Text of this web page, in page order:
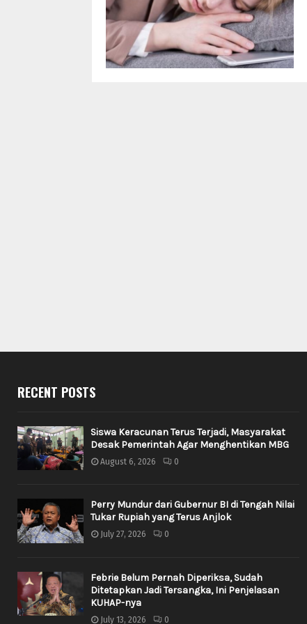
RECENT POSTS
Siswa Keracunan Terus Terjadi, Masyarakat
Desak Pemerintah Agar Menghentikan MBG
August 6, 2026 0
Perry Mundur dari Gubernur BI di Tengah Nilai
Tukar Rupiah yang Terus Anjlok
July 27, 2026 0
Febrie Belum Pernah Diperiksa, Sudah
Ditetapkan Jadi Tersangka, Ini Penjelasan
KUHAP-nya
July 13, 2026 0